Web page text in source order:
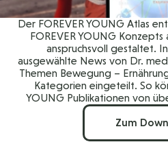
Der FOREVER YOUNG Atlas
FOREVER YOUNG Konzepts
anspruchsvoll gestaltet.
ausgewählte News von Dr.
Themen Bewegung –
Kategorien eingeteilt. So
YOUNG Publikationen von
Zum